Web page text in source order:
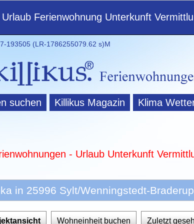
Ferienwohnung Unterkunft
193505 (LR-1786255079.62 s)M
suchen Killikus Magazin Klima
- Urlaub Unterkunft
in 25996 Sylt/Wenningstedt-Braderup
Wohneinheit buchen Zuletzt